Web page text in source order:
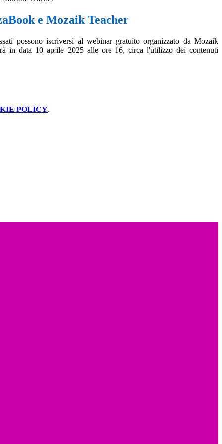
e Mozaik Teacher
possono iscriversi al webinar gratuito organizzato da Mozaik
in data 10 aprile 2025 alle ore 16, circa l'utilizzo dei contenuti
POLICY.